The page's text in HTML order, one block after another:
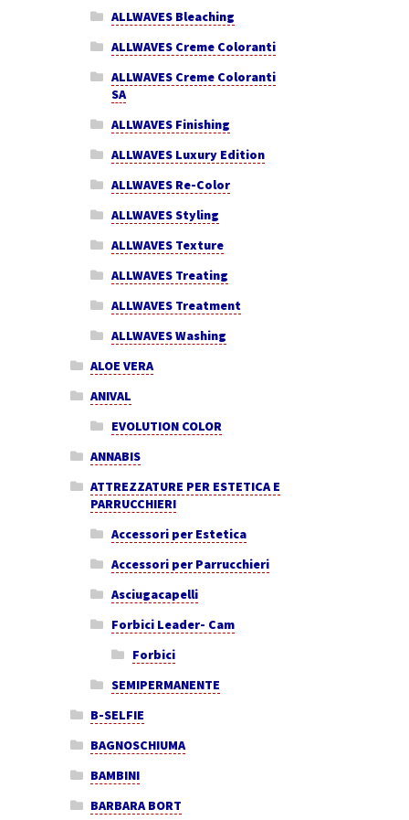
ALLWAVES Bleaching
ALLWAVES Creme Coloranti
ALLWAVES Creme Coloranti
SA
ALLWAVES Finishing
ALLWAVES Luxury Edition
ALLWAVES Re-Color
ALLWAVES Styling
ALLWAVES Texture
ALLWAVES Treating
ALLWAVES Treatment
ALLWAVES Washing
ALOE VERA
ANIVAL
EVOLUTION COLOR
ANNABIS
ATTREZZATURE PER ESTETICA E
PARRUCCHIERI
Accessori per Estetica
Accessori per Parrucchieri
Asciugacapelli
Forbici Leader- Cam
Forbici
SEMIPERMANENTE
B-SELFIE
BAGNOSCHIUMA
BAMBINI
BARBARA BORT